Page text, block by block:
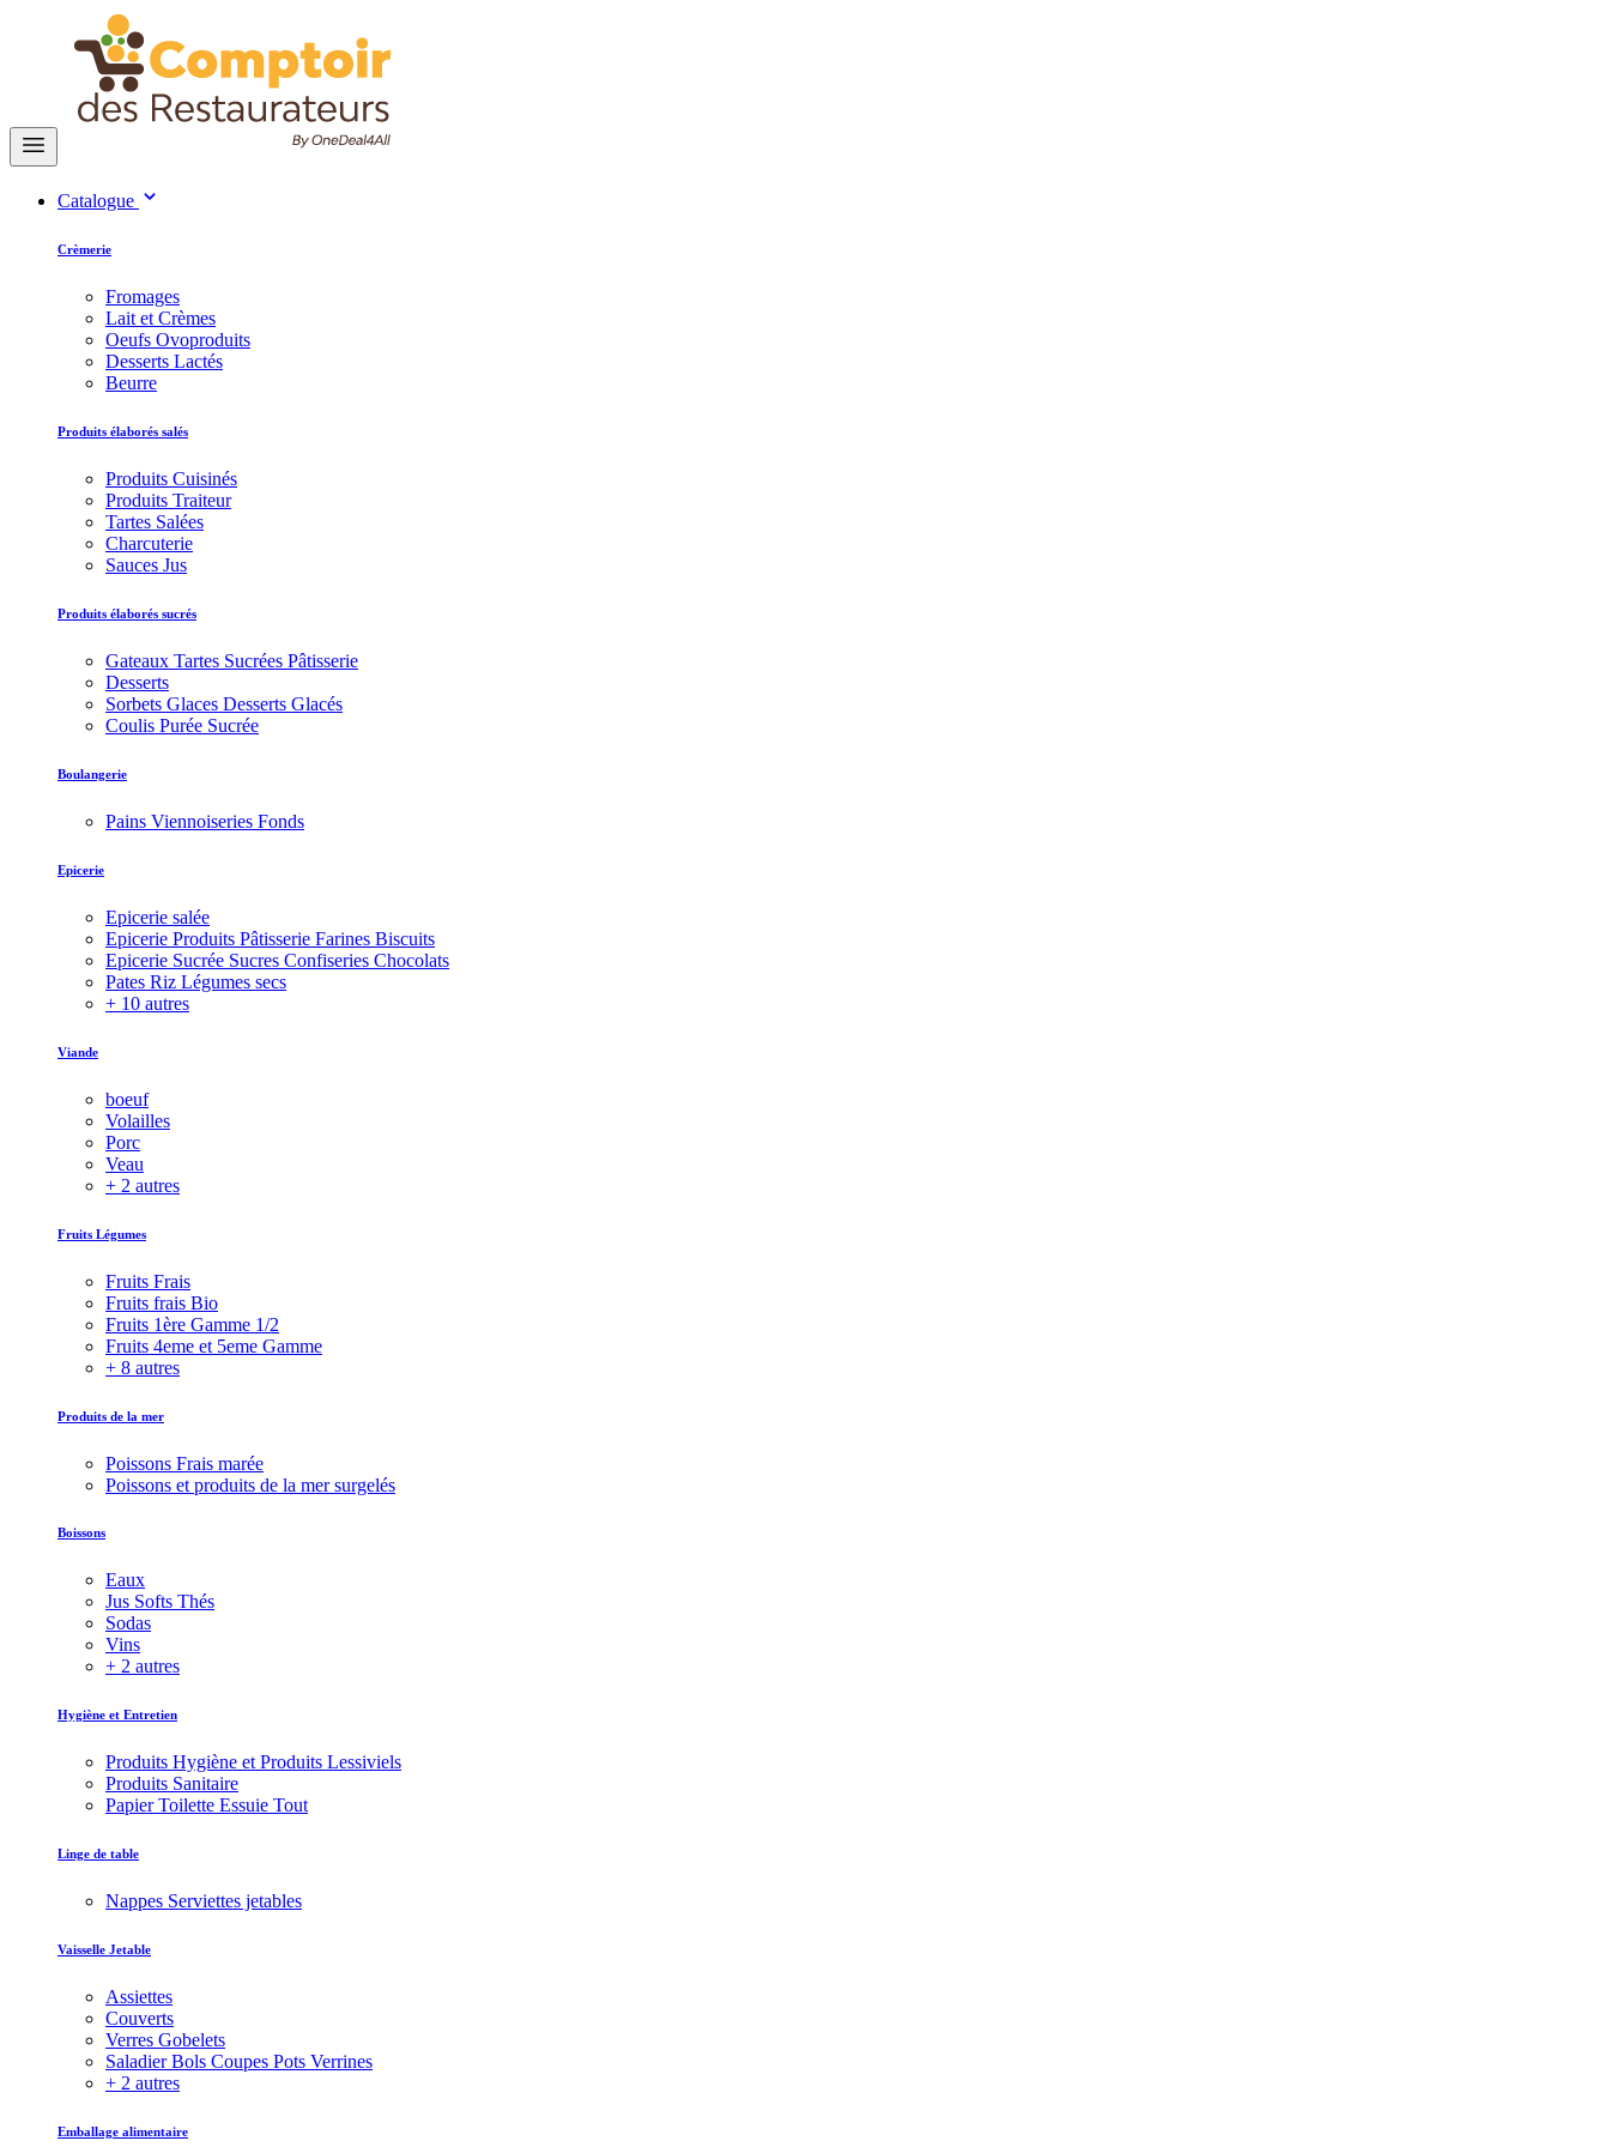
Catalogue
Crèmerie
Fromages
Lait et Crèmes
Oeufs Ovoproduits
Desserts Lactés
Beurre
Produits élaborés salés
Produits Cuisinés
Produits Traiteur
Tartes Salées
Charcuterie
Sauces Jus
Produits élaborés sucrés
Gateaux Tartes Sucrées Pâtisserie
Desserts
Sorbets Glaces Desserts Glacés
Coulis Purée Sucrée
Boulangerie
Pains Viennoiseries Fonds
Epicerie
Epicerie salée
Epicerie Produits Pâtisserie Farines Biscuits
Epicerie Sucrée Sucres Confiseries Chocolats
Pates Riz Légumes secs
+ 10 autres
Viande
boeuf
Volailles
Porc
Veau
+ 2 autres
Fruits Légumes
Fruits Frais
Fruits frais Bio
Fruits 1ère Gamme 1/2
Fruits 4eme et 5eme Gamme
+ 8 autres
Produits de la mer
Poissons Frais marée
Poissons et produits de la mer surgelés
Boissons
Eaux
Jus Softs Thés
Sodas
Vins
+ 2 autres
Hygiène et Entretien
Produits Hygiène et Produits Lessiviels
Produits Sanitaire
Papier Toilette Essuie Tout
Linge de table
Nappes Serviettes jetables
Vaisselle Jetable
Assiettes
Couverts
Verres Gobelets
Saladier Bols Coupes Pots Verrines
+ 2 autres
Emballage alimentaire